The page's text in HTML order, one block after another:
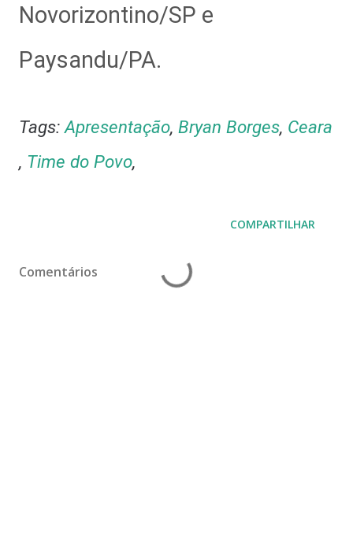
Novorizontino/SP e
Paysandu/PA.
Tags:Apresentação, Bryan Borges, Ceara
, Time do Povo,
COMPARTILHAR
Comentários